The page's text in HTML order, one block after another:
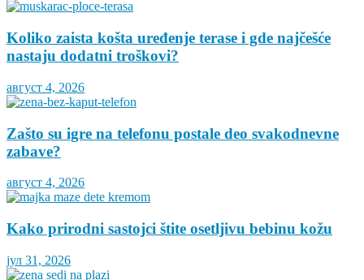
Koliko zaista košta uređenje terase i gde najčešće
nastaju dodatni troškovi?
август 4, 2026
Zašto su igre na telefonu postale deo svakodnevne
zabave?
август 4, 2026
Kako prirodni sastojci štite osetljivu bebinu kožu
јул 31, 2026